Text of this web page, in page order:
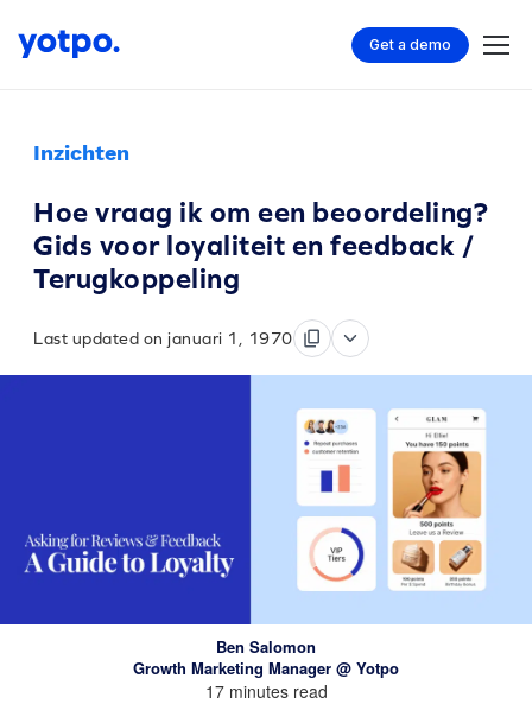
Get a demo
Inzichten
Hoe vraag ik om een beoordeling?
Gids voor loyaliteit en feedback /
Terugkoppeling
Last updated on januari 1, 1970
Ben Salomon
Growth Marketing Manager @ Yotpo
17 minutes read